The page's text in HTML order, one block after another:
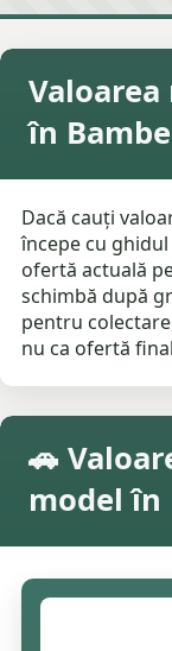
Valoarea
în
Dacă cauți
începe cu
ofertă actuală
schimbă după
pentru
nu ca ofertă
🚗
model în